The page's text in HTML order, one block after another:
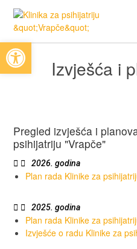
Open toolbar
Izvješća i
Pregled izvješća i
psihijatriju "Vrapče"
2026. godina
Plan rada Klinike za
2025. godina
Plan rada Klinike za
Izvješće o radu Klinike za